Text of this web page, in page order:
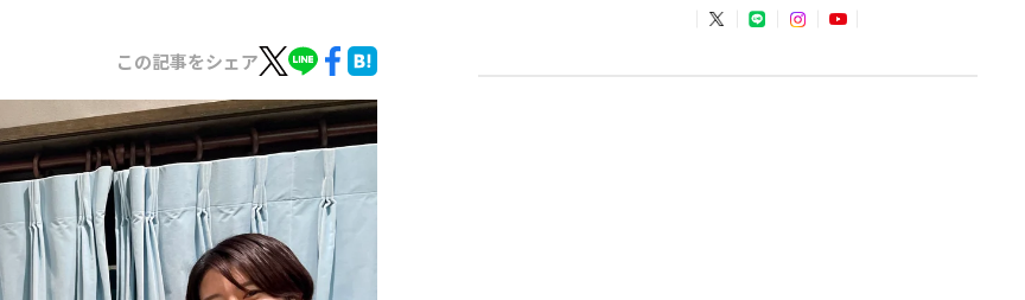
この記事をシェア